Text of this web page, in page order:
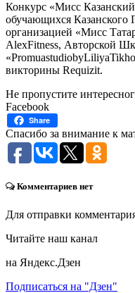
Конкурс «Мисс
обучающихся
организацией «Мисс
AlexFitness, Авторской
викторины Requizit.
Не пропустите
Facebook
Share
Спасибо за внимание к
Комментариев нет
Для отправки
Читайте наш канал
на Яндекс.Дзен
Подписаться на "Дзен"